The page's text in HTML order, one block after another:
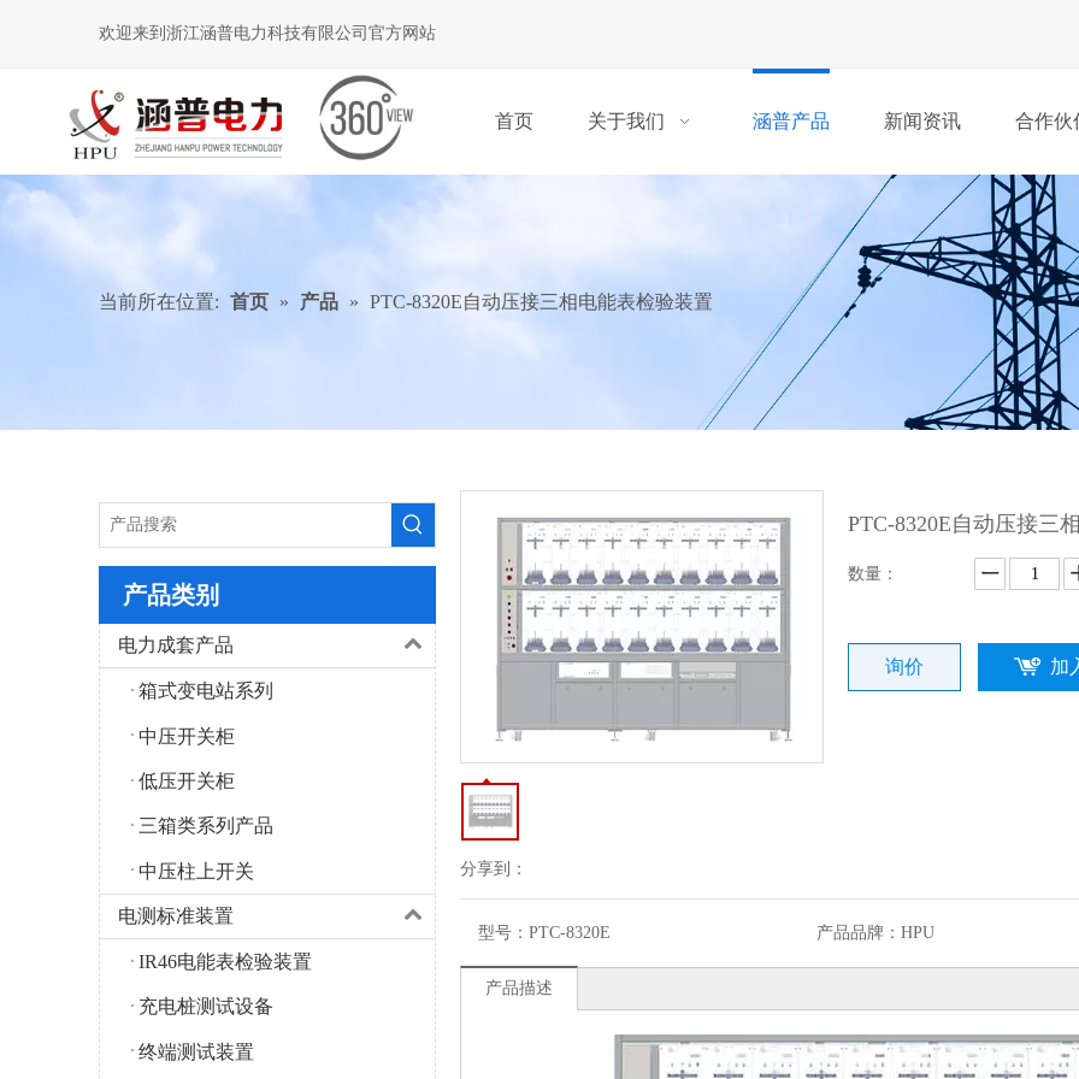
欢迎来到浙江涵普电力科技有限公司官方网站
首页 关于我们 涵普产品 新闻资讯 合作伙
当前所在位置: 首页 » 产品 » PTC-8320E自动压接三相电能表检验装置
产品类别
电力成套产品
箱式变电站系列
中压开关柜
低压开关柜
三箱类系列产品
中压柱上开关
电测标准装置
IR46电能表检验装置
充电桩测试设备
终端测试装置
分享到：
PTC-8320E自动压接三
数量：
询价 加
型号： PTC-8320E 产品品牌： HPU
产品描述